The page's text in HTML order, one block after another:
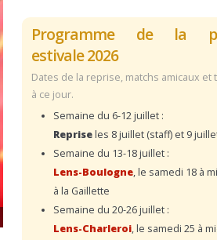
Programme de la
estivale 2026
Dates de la reprise, matchs amicaux
à ce jour.
Semaine du 6-12 juillet :
Repriseles 8 juillet (staff) et 9
Semaine du 13-18 juillet :
Lens-Boulogne, le samedi 18 à
à la Gaillette
Semaine du 20-26 juillet :
Lens-Charleroi, le samedi 25 à